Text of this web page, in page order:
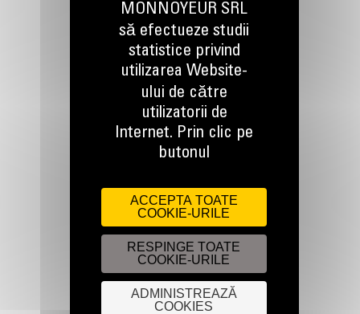
TINEM LEGATURA
Apelati-ne
0800 89 10 10
Scrieti-ne
TRIMITETI O CERERE
MONNOYEUR SRL
să efectueze studii
statistice privind
utilizarea Website-
ului de către
utilizatorii de
Internet. Prin clic pe
butonul
ACCEPTA TOATE
COOKIE-URILE
RESPINGE TOATE
COOKIE-URILE
ADMINISTREAZĂ
COOKIES